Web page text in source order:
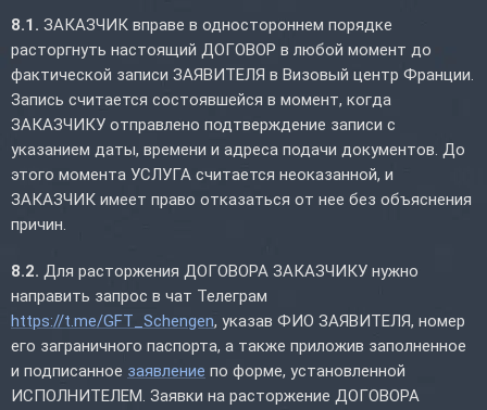
8.1. ЗАКАЗЧИК вправе в одностороннем порядке
расторгнуть настоящий ДОГОВОР в любой момент до
фактической записи ЗАЯВИТЕЛЯ в Визовый центр Франции.
Запись считается состоявшейся в момент, когда
ЗАКАЗЧИКУ отправлено подтверждение записи с
указанием даты, времени и адреса подачи документов. До
этого момента УСЛУГА считается неоказанной, и
ЗАКАЗЧИК имеет право отказаться от нее без объяснения
причин.
8.2. Для расторжения ДОГОВОРА ЗАКАЗЧИКУ нужно
направить запрос в чат Телеграм
https://t.me/GFT_Schengen, указав ФИО ЗАЯВИТЕЛЯ, номер
его заграничного паспорта, а также приложив заполненное
и подписанное заявление по форме, установленной
ИСПОЛНИТЕЛЕМ. Заявки на расторжение ДОГОВОРА